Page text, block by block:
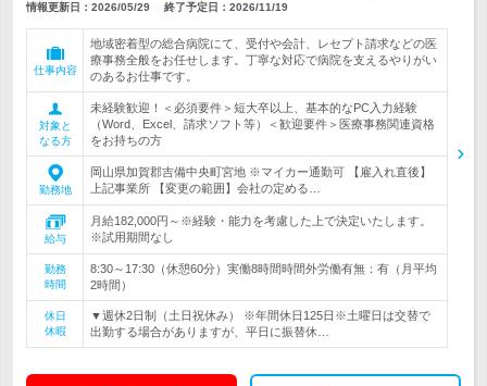
情報更新日：2026/05/29 終了予定日： 2026/11/19
仕事内容
地域密着型の総合病院にて、受付や会計、レセプト請求などの医
療事務全般をお任せします。丁寧な対応で病院を支えるやりがい
のあるお仕事です。
対象と
なる方
未経験歓迎！＜必須要件＞短大卒以上、基本的なPC入力経験
（Word、Excel、請求ソフト等）＜歓迎要件＞医療事務関連資格
をお持ちの方
勤務地
岡山県加賀郡吉備中央町宮地 ※マイカー通勤可 【雇入れ直後】
上記事業所 【変更の範囲】会社の定める…
給与
月給182,000円～※経験・能力を考慮した上で決定いたします。
※試用期間なし
勤務
時間
8:30～17:30（休憩60分）実働8時間時間外労働有無：有（月平均
2時間）
休日
休暇
▼週休2日制（土日祝休み） ※年間休日125日※土曜日は交替で
出勤する場合がありますが、平日に振替休…